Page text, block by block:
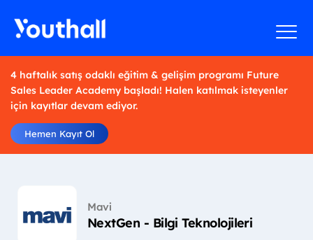
4 haftalık satış odaklı eğitim & gelişim programı Future
Sales Leader Academy başladı! Halen katılmak isteyenler
için kayıtlar devam ediyor.
Hemen Kayıt Ol
Mavi
NextGen - Bilgi Teknolojileri